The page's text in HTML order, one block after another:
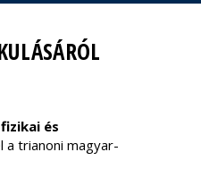
és
trianoni magyar-